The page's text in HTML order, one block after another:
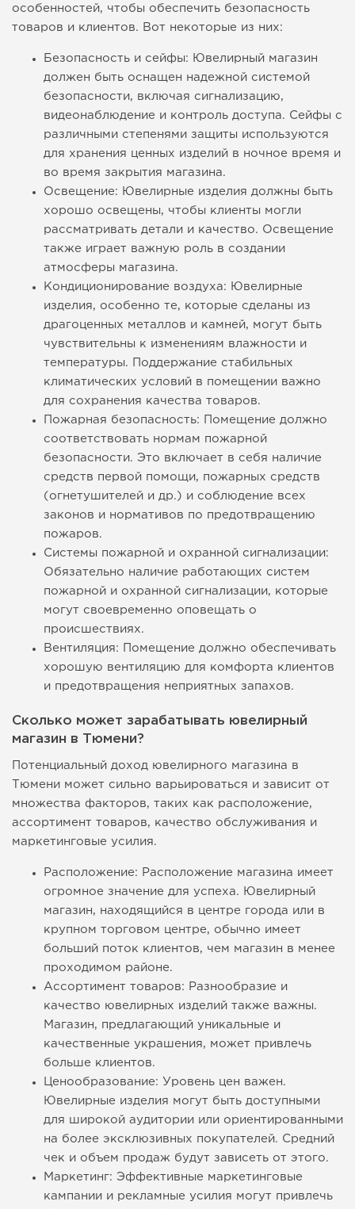
особенностей, чтобы обеспечить безопасность
товаров и клиентов. Вот некоторые из них:
Безопасность и сейфы: Ювелирный магазин
должен быть оснащен надежной системой
безопасности, включая сигнализацию,
видеонаблюдение и контроль доступа. Сейфы с
различными степенями защиты используются
для хранения ценных изделий в ночное время и
во время закрытия магазина.
Освещение: Ювелирные изделия должны быть
хорошо освещены, чтобы клиенты могли
рассматривать детали и качество. Освещение
также играет важную роль в создании
атмосферы магазина.
Кондиционирование воздуха: Ювелирные
изделия, особенно те, которые сделаны из
драгоценных металлов и камней, могут быть
чувствительны к изменениям влажности и
температуры. Поддержание стабильных
климатических условий в помещении важно
для сохранения качества товаров.
Пожарная безопасность: Помещение должно
соответствовать нормам пожарной
безопасности. Это включает в себя наличие
средств первой помощи, пожарных средств
(огнетушителей и др.) и соблюдение всех
законов и нормативов по предотвращению
пожаров.
Системы пожарной и охранной сигнализации:
Обязательно наличие работающих систем
пожарной и охранной сигнализации, которые
могут своевременно оповещать о
происшествиях.
Вентиляция: Помещение должно обеспечивать
хорошую вентиляцию для комфорта клиентов
и предотвращения неприятных запахов.
Сколько может зарабатывать ювелирный
магазин в Тюмени?
Потенциальный доход ювелирного магазина в
Тюмени может сильно варьироваться и зависит от
множества факторов, таких как расположение,
ассортимент товаров, качество обслуживания и
маркетинговые усилия.
Расположение: Расположение магазина имеет
огромное значение для успеха. Ювелирный
магазин, находящийся в центре города или в
крупном торговом центре, обычно имеет
больший поток клиентов, чем магазин в менее
проходимом районе.
Ассортимент товаров: Разнообразие и
качество ювелирных изделий также важны.
Магазин, предлагающий уникальные и
качественные украшения, может привлечь
больше клиентов.
Ценообразование: Уровень цен важен.
Ювелирные изделия могут быть доступными
для широкой аудитории или ориентированными
на более эксклюзивных покупателей. Средний
чек и объем продаж будут зависеть от этого.
Маркетинг: Эффективные маркетинговые
кампании и рекламные усилия могут привлечь